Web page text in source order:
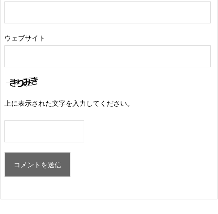
ウェブサイト
上に表示された文字を入力してください。